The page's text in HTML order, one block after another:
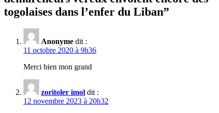
togolaises dans l’enfer du Liban”
Anonyme dit :
11 octobre 2020 à 9h36
Merci bien mon grand
zoritoler imol dit :
12 novembre 2023 à 20h32